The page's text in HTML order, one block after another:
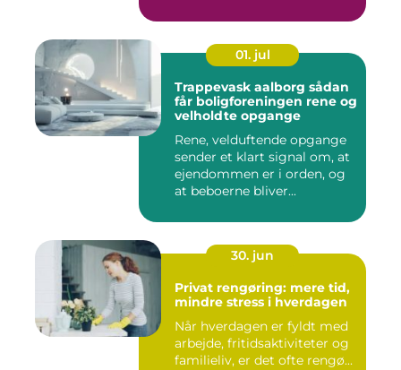
01. jul
Trappevask aalborg sådan
får boligforeningen rene og
velholdte opgange
Rene, velduftende opgange
sender et klart signal om, at
ejendommen er i orden, og
at beboerne bliver...
30. jun
Privat rengøring: mere tid,
mindre stress i hverdagen
Når hverdagen er fyldt med
arbejde, fritidsaktiviteter og
familieliv, er det ofte rengø...